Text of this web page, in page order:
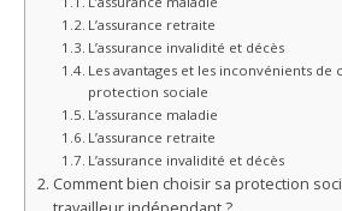
L’assurance retraite
L’assurance invalidité et décès
Les avantages et les inconvénients de
protection sociale
L’assurance maladie
L’assurance retraite
L’assurance invalidité et décès
Comment bien choisir sa protection